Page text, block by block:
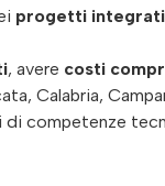
progetti
, avere costi
Calabria,
competenze